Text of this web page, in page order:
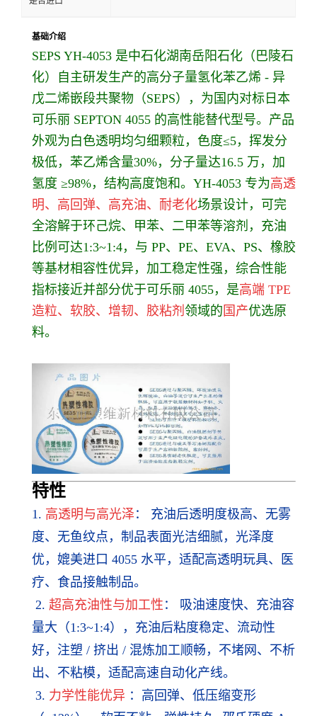
基础介绍
SEPS YH-4053 是中石化湖南岳阳石化（巴陵石
化）自主研发生产的高分子量氢化苯乙烯 - 异
戊二烯嵌段共聚物（SEPS）
，为国内对标日本
可乐丽 SEPTON 4055 的高性能替代型号。产品
外观为白色透明均匀细颗粒 ，色度≤5，挥发分
极低，苯乙烯含量30%，分子量达16.5 万 ，加
氢度 ≥98%，结构高度饱和。 YH-4053 专为高透
明、高回弹、高充油、耐老化场景设计，可完
全溶解于环己烷、甲苯、二甲苯等溶剂，充油
比例可达1:3~1:4，与 PP、PE、EVA、PS、橡胶
等基材相容性优异，加工稳定性强，综合性能
指标接近并部分优于可乐丽 4055，是高端 TPE
造粒、软胶、增韧、胶粘剂 领域的 国产优选原
料。
特性
1. 高透明与高光泽 ： 充油后透明度极高、无雾
度、无鱼纹点，制品表面光洁细腻，光泽度
优，媲美进口 4055 水平，适配高透明玩具、医
疗、食品接触制品。
2. 超高充油性与加工性 ： 吸油速度快、充油容
量大（1:3~1:4），充油后粘度稳定、流动性
好，注塑 / 挤出 / 混炼加工顺畅，不堵网、不析
出、不粘模，适配高速自动化产线。
3. 力学性能优异 ：高回弹、低压缩变形